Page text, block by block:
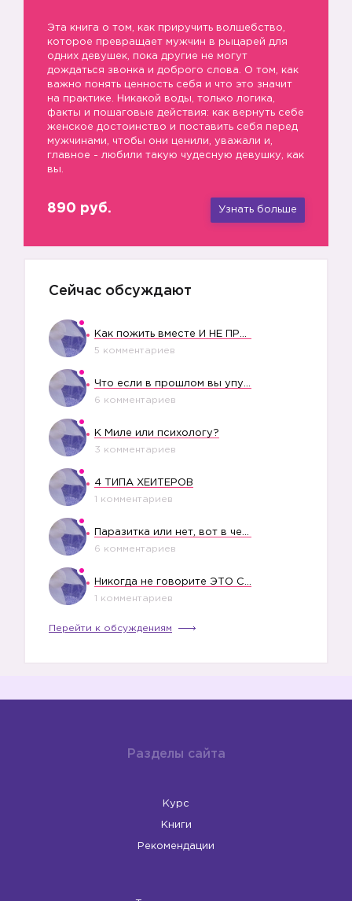
Эта книга о том, как приручить волшебство,
которое превращает мужчин в рыцарей для
одних девушек, пока другие не могут
дождаться звонка и доброго слова. О том, как
важно понять ценность себя и что это значит
на практике. Никакой воды, только логика,
факты и пошаговые действия: как вернуть себе
женское достоинство и поставить себя перед
мужчинами, чтобы они ценили, уважали и,
главное - любили такую чудесную девушку, как
вы.
890 руб. Узнать больше
Сейчас обсуждают
5 комментариев
6 комментариев
К Миле или психологу?
3 комментариев
4 ТИПА ХЕЙТЕРОВ
1 комментариев
6 комментариев
1 комментариев
Перейти к обсуждениям
Разделы сайта
Курс
Книги
Рекомендации